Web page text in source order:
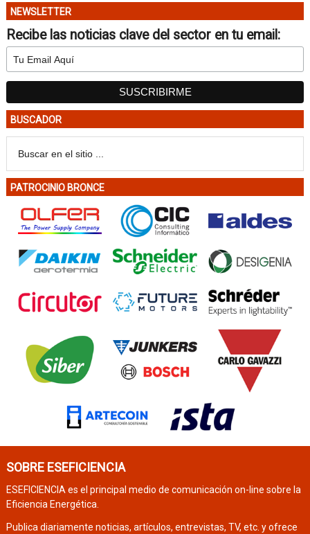
NEWSLETTER
Recibe las noticias clave del sector en tu email:
BUSCADOR
PATROCINIO BRONCE
SOBRE ESEFICIENCIA
ESEFICIENCIA es el principal medio de comunicación on-line sobre la
Eficiencia Energética.
Publica diariamente noticias, artículos, entrevistas, TV, etc. y ofrece